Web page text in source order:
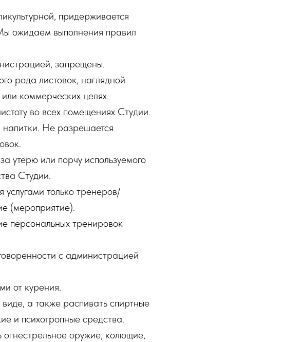
придерживается
ожидаем выполнения правил
запрещены.
рода листовок, наглядной
коммерческих целях.
во всех помещениях Студии.
Не разрешается
утерю или порчу используемого
Студии.
услугами только тренеров/
(мероприятие).
персональных тренировок
с администрацией
от курения.
а также распивать спиртные
и психотропные средства.
оружие, колющие,